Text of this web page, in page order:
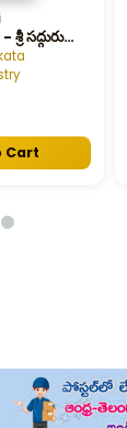
సద్గురు
Cart